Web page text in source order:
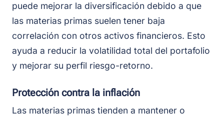
puede mejorar la diversificación debido a que
las materias primas suelen tener baja
correlación con otros activos financieros. Esto
ayuda a reducir la volatilidad total del portafolio
y mejorar su perfil riesgo-retorno.
Protección contra la inflación
Las materias primas tienden a mantener o